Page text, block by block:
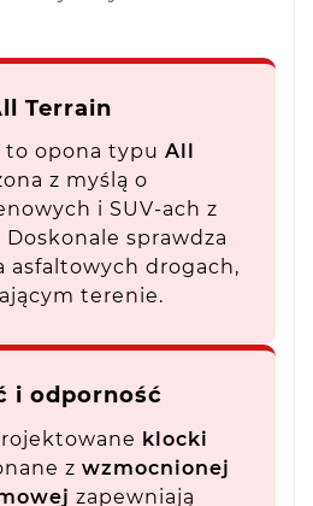
Terrain
to opona typu All
z myślą o
i SUV-ach z
sprawdza
asfaltowych drogach,
terenie.
i odporność
klocki
z wzmocnionej
zapewniają